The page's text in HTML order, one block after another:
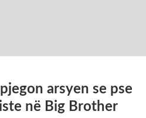
arsyen se pse
në Big Brother